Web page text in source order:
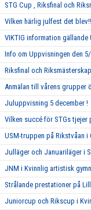
STG Cup , Riksfinal och
Vilken härlig julfest det blev!!
VIKTIG information gällande
Info om Uppvisningen den
Riksfinal och
Anmälan till vårens grupper
Juluppvisning 5 december !
Vilken succé för STGs tjejer
USM-truppen på Rikstvåan i
Julläger och Januariläger i
JNM i Kvinnlig artistisk
Strålande prestationer på
Juniorcup och Rikscup i